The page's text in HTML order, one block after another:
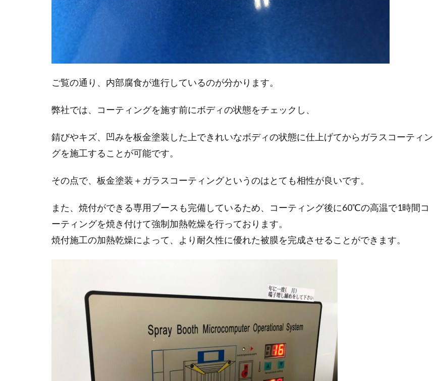
ご覧の通り、内部腐食が進行しているのが分かります。
弊社では、コーティングを施す前にボディの状態をチェックし、
錆びやキズ、凹みを板金塗装した上できれいなボディの状態に仕上げてからガラスコーティン
グを施工することが可能です。
その点で、板金塗装＋ガラスコーティングというのはとても相性が良いです。
また、焼付ができる専用ブースも完備しているため、コーティング後に60℃の高温で1時間コ
ーティングを焼き付けて強制加熱乾燥を行っております。
焼付施工の加熱乾燥によって、より耐久性に優れた被膜を完成させることができます。